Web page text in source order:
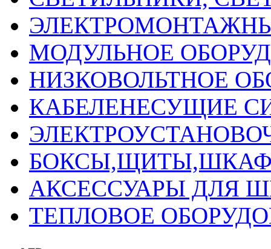
МОДУЛЬНОЕ
НИЗКОВОЛЬТНОЕ
КАБЕЛЕНЕСУЩИЕ
АКСЕССУАРЫ ДЛЯ
ТЕПЛОВОЕ